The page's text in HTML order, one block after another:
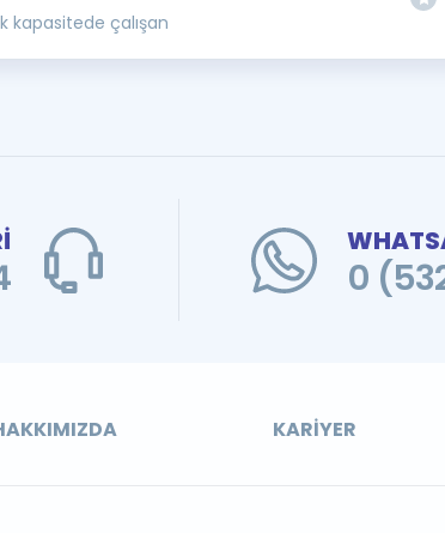
kapasitede çalışan
0
KARIYER